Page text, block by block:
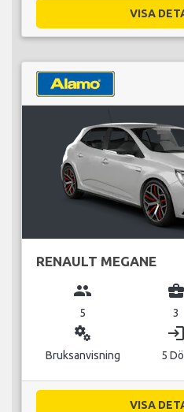
VISA
RENAULT MEGANE
group
5
business_center
3
miscellaneous_services
Bruksanvisning
login
5
VISA